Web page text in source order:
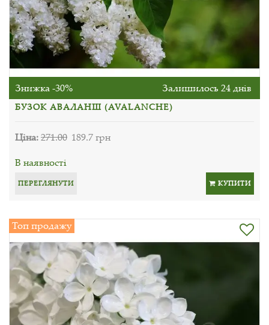
Знижка -30% Залишилось 24 днів
БУЗОК АВАЛАНШ (AVALANCHE)
Ціна:271.00 189.7 грн
В наявності
ПЕРЕГЛЯНУТИ КУПИТИ
Топ продажу